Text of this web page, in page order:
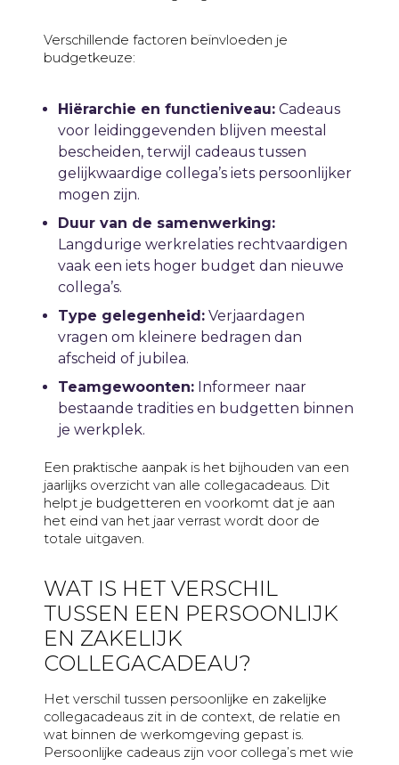
Verschillende factoren beïnvloeden je
budgetkeuze:
Hiërarchie en functieniveau: Cadeaus
voor leidinggevenden blijven meestal
bescheiden, terwijl cadeaus tussen
gelijkwaardige collega’s iets persoonlijker
mogen zijn.
Duur van de samenwerking:
Langdurige werkrelaties rechtvaardigen
vaak een iets hoger budget dan nieuwe
collega’s.
Type gelegenheid: Verjaardagen
vragen om kleinere bedragen dan
afscheid of jubilea.
Teamgewoonten: Informeer naar
bestaande tradities en budgetten binnen
je werkplek.
Een praktische aanpak is het bijhouden van een
jaarlijks overzicht van alle collegacadeaus. Dit
helpt je budgetteren en voorkomt dat je aan
het eind van het jaar verrast wordt door de
totale uitgaven.
WAT IS HET VERSCHIL
TUSSEN EEN PERSOONLIJK
EN ZAKELIJK
COLLEGACADEAU?
Het verschil tussen persoonlijke en zakelijke
collegacadeaus zit in de context, de relatie en
wat binnen de werkomgeving gepast is.
Persoonlijke cadeaus zijn voor collega’s met wie